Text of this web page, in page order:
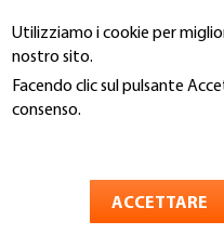
Utilizziamo i cookie per
nostro sito.
Facendo clic sul pulsante
consenso.
ACCETTARE
al
contenuto
principale
You